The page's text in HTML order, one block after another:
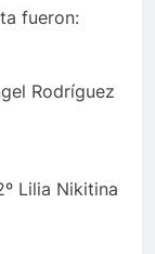
fueron:
Rodríguez
Lilia Nikitina